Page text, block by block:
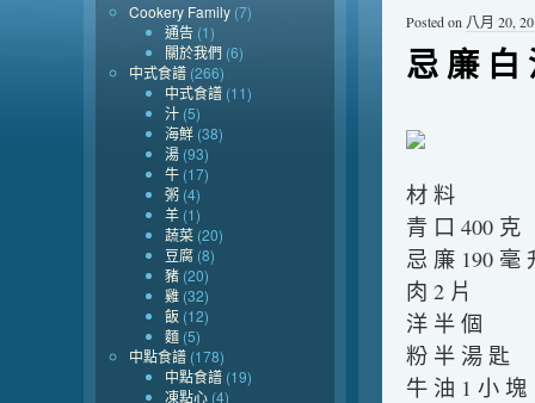
忌 廉 白
Posted on 八月 20,
材 料
青 口 400 克
忌 廉 190 毫
肉 2 片
洋 半 個
粉 半 湯 匙
牛 油 1 小 塊
Cookery Family (7)
通告 (1)
關於我們 (6)
中式食譜 (266)
中式食譜 (11)
汁 (5)
海鮮 (38)
湯 (93)
牛 (17)
粥 (4)
羊 (1)
蔬菜 (20)
豆腐 (8)
豬 (20)
雞 (32)
飯 (12)
麵 (5)
中點食譜 (178)
中點食譜 (19)
凍點心 (4)